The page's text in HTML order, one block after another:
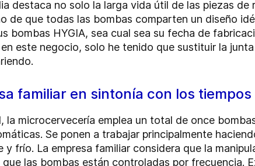
destaca no solo la larga vida útil de las piezas
de que todas las bombas comparten un diseño
bombas HYGIA, sea cual sea su fecha de
este negocio, solo he tenido que sustituir la
familiar en sintonía con los tiempos
la microcervecería emplea un total de once
Se ponen a trabajar principalmente
y frío. La empresa familiar considera que la
que las bombas están controladas por frecuencia.